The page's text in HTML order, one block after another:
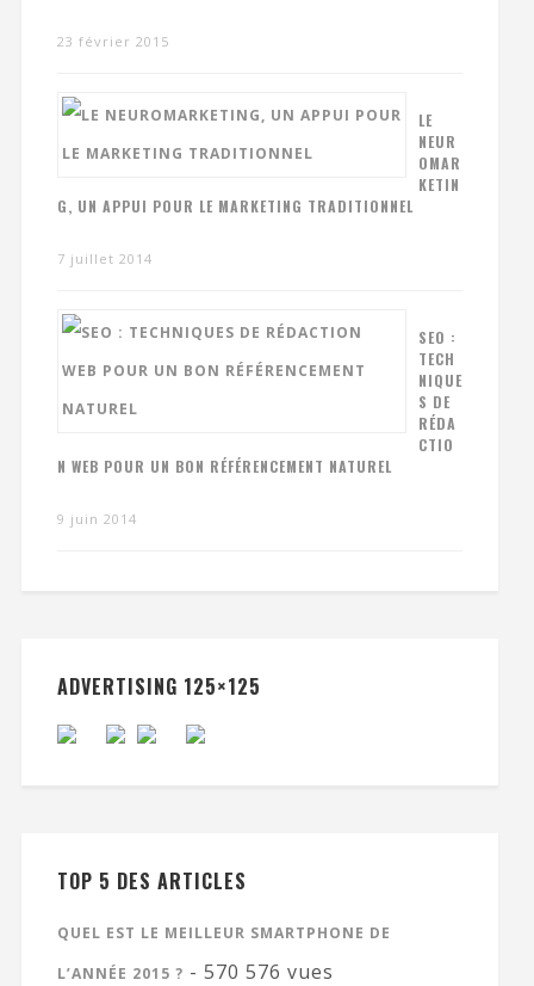
23 février 2015
LE
NEUR
OMAR
KETIN
G, UN APPUI POUR LE MARKETING TRADITIONNEL
7 juillet 2014
SEO :
TECH
NIQUE
S DE
RÉDA
CTIO
N WEB POUR UN BON RÉFÉRENCEMENT NATUREL
9 juin 2014
ADVERTISING 125×125
TOP 5 DES ARTICLES
QUEL EST LE MEILLEUR SMARTPHONE DE
L’ANNÉE 2015 ? - 570 576 vues